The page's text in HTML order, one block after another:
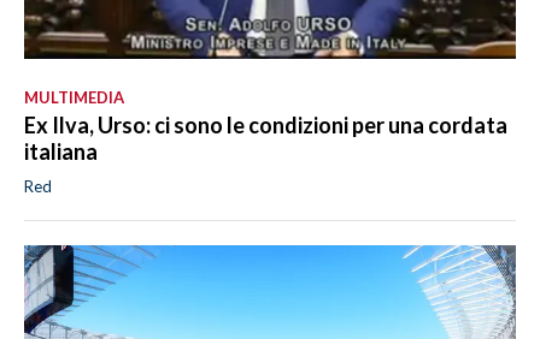
MULTIMEDIA
Ex Ilva, Urso: ci sono le condizioni per una cordata
italiana
Red